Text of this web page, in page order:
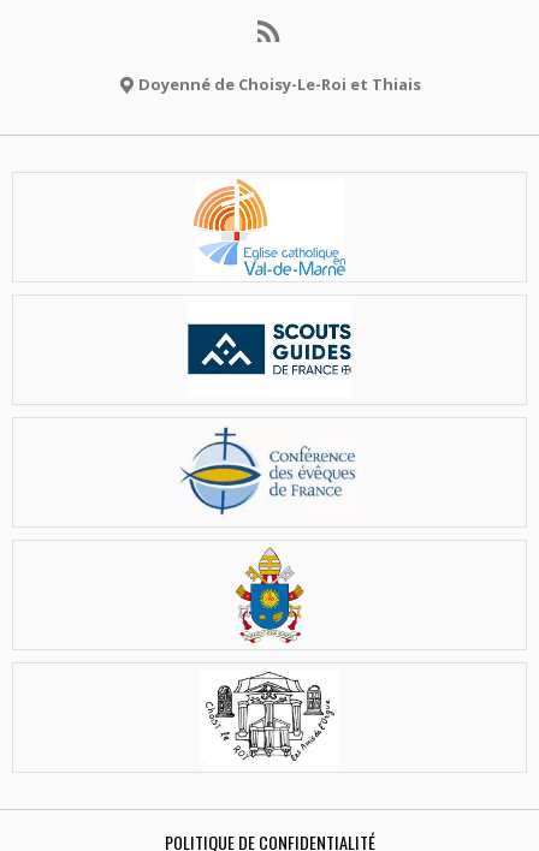
Doyenné de Choisy-Le-Roi et Thiais
POLITIQUE DE CONFIDENTIALITÉ